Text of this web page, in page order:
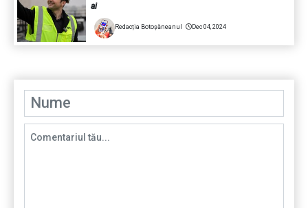
ai
Redacția Botoșăneanul Dec 04, 2024